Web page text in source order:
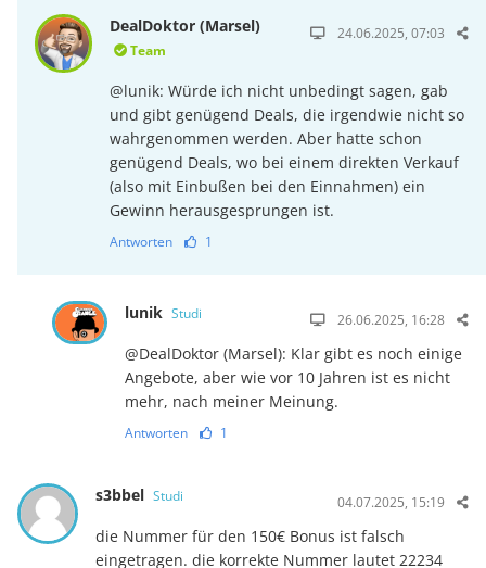
DealDoktor (Marsel)
Team
24.06.2025, 07:03
@lunik: Würde ich nicht unbedingt sagen, gab
und gibt genügend Deals, die irgendwie nicht so
wahrgenommen werden. Aber hatte schon
genügend Deals, wo bei einem direkten Verkauf
(also mit Einbußen bei den Einnahmen) ein
Gewinn herausgesprungen ist.
Antworten 1
lunik Studi 26.06.2025, 16:28
@DealDoktor (Marsel): Klar gibt es noch einige
Angebote, aber wie vor 10 Jahren ist es nicht
mehr, nach meiner Meinung.
Antworten 1
s3bbel Studi 04.07.2025, 15:19
die Nummer für den 150€ Bonus ist falsch
eingetragen. die korrekte Nummer lautet 22234